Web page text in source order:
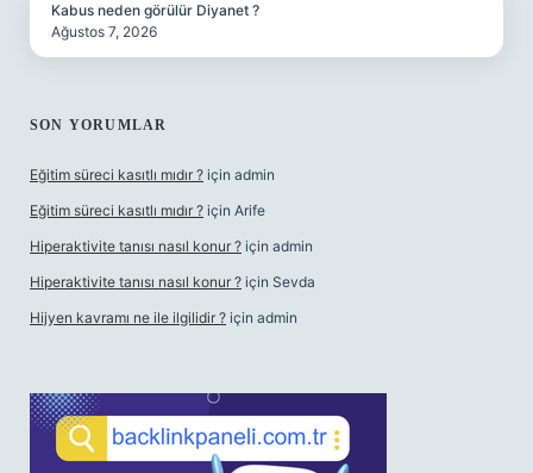
Kabus neden görülür Diyanet ?
Ağustos 7, 2026
SON YORUMLAR
Eğitim süreci kasıtlı mıdır ? için admin
Eğitim süreci kasıtlı mıdır ? için Arife
Hiperaktivite tanısı nasıl konur ? için admin
Hiperaktivite tanısı nasıl konur ? için Sevda
Hijyen kavramı ne ile ilgilidir ? için admin